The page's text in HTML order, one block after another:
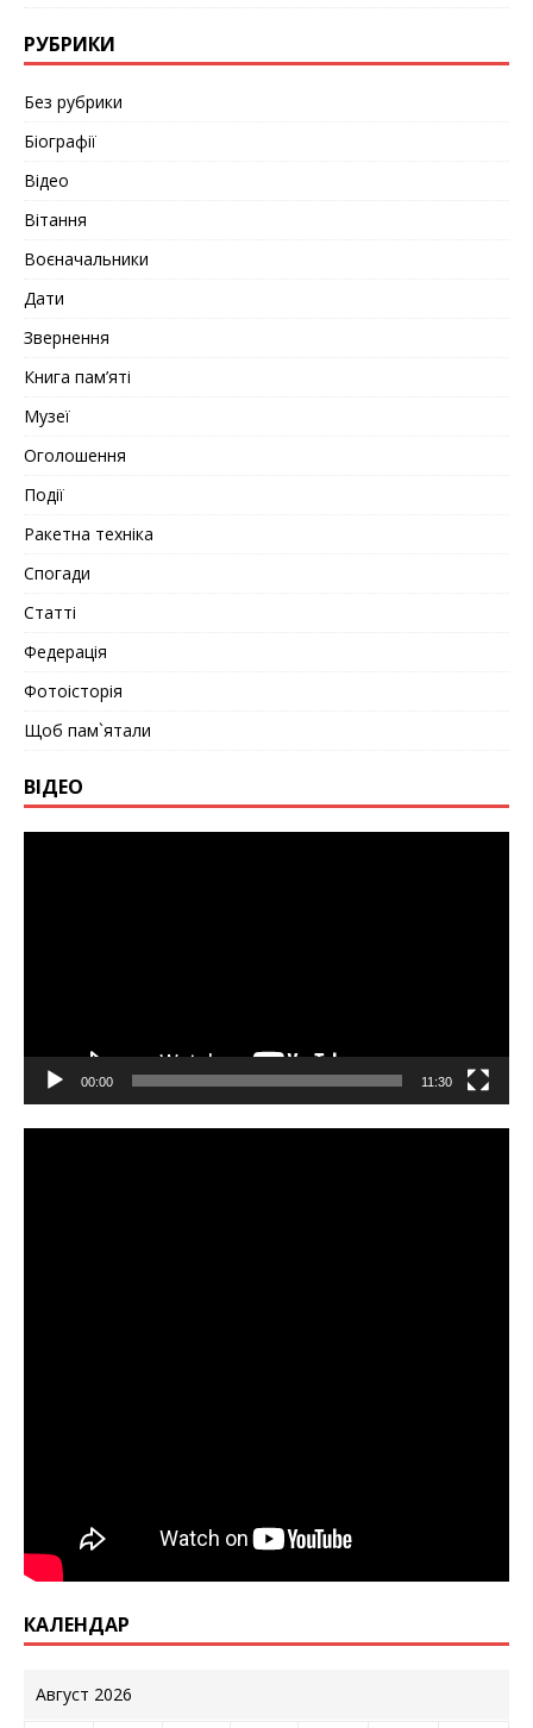
РУБРИКИ
Без рубрики
Біографії
Відео
Вітання
Воєначальники
Дати
Звернення
Книга пам’яті
Музеї
Оголошення
Події
Ракетна техніка
Спогади
Статті
Федерація
Фотоісторія
Щоб пам`ятали
ВІДЕО
00:00 11:30
КАЛЕНДАР
Август 2026